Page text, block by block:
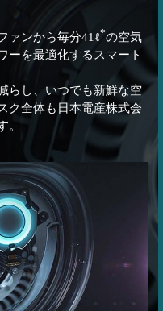
ァンから毎分41ℓ*の空気
ーを最適化するスマート
らし、いつでも新鮮な空
ク全体も日本電産株式会
。